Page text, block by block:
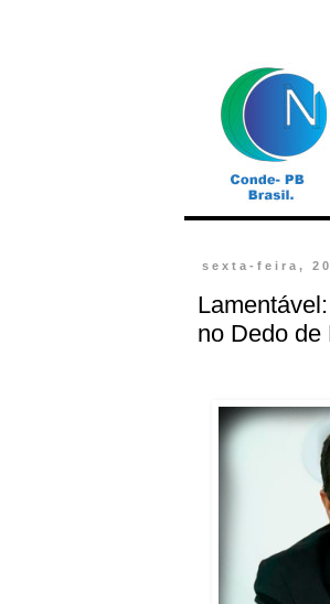
sexta-feira,
no Dedo de